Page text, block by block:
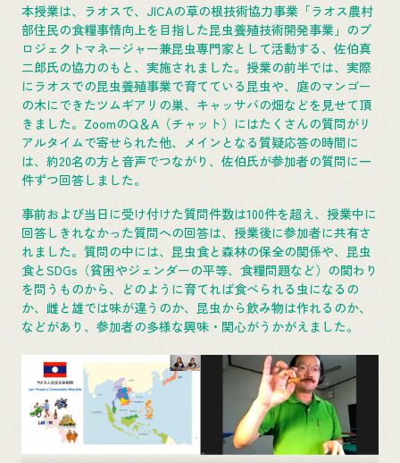
本授業は、ラオスで、JICAの草の根技術協力事業「ラオス農村
部住民の食糧事情向上を目指した昆虫養殖技術開発事業」のプ
ロジェクトマネージャー兼昆虫専門家として活動する、佐伯真
二郎氏の協力のもと、実施されました。授業の前半では、実際
にラオスでの昆虫養殖事業で育てている昆虫や、庭のマンゴー
の木にできたツムギアリの巣、キャッサバの畑などを見せて頂
きました。ZoomのQ＆A（チャット）にはたくさんの質問がリ
アルタイムで寄せられた他、メインとなる質疑応答の時間に
は、約20名の方と音声でつながり、佐伯氏が参加者の質問に一
件ずつ回答しました。
事前および当日に受け付けた質問件数は100件を超え、授業中に
回答しきれなかった質問への回答は、授業後に参加者に共有さ
れました。質問の中には、昆虫食と森林の保全の関係や、昆虫
食とSDGs（貧困やジェンダーの平等、食糧問題など）の関わり
を問うものから、どのように育てれば食べられる虫になるの
か、雌と雄では味が違うのか、昆虫から飲み物は作れるのか、
などがあり、参加者の多様な興味・関心がうかがえました。